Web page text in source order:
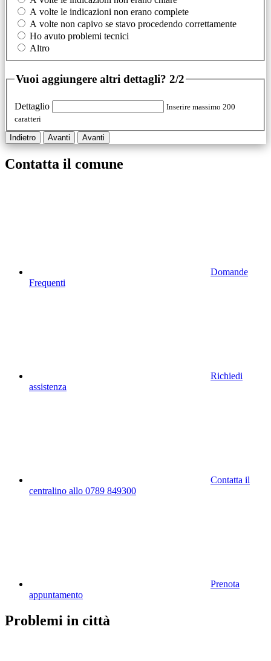
A volte le indicazioni non erano complete
A volte non capivo se stavo procedendo correttamente
Ho avuto problemi tecnici
Altro
Vuoi aggiungere altri dettagli? 2/2
Dettaglio
Inserire massimo 200
caratteri
Indietro Avanti Avanti
Contatta il comune
Domande
Frequenti
Richiedi
assistenza
Contatta il
centralino allo 0789 849300
Prenota
appuntamento
Problemi in città